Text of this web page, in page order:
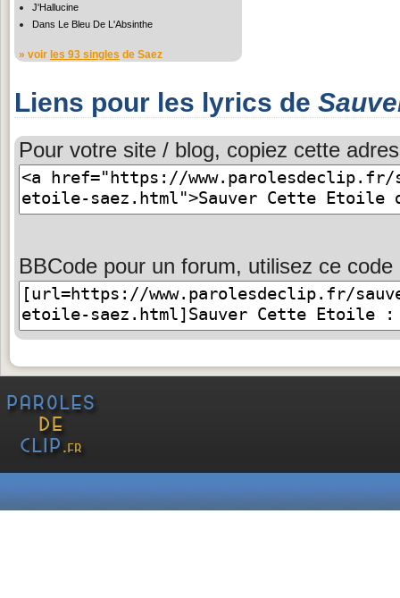
J'Hallucine
Dans Le Bleu De L'Absinthe
» voir les 93 singles de Saez
Liens pour les lyrics de
Pour votre site / blog, copiez cette
BBCode pour un forum, utilisez ce code